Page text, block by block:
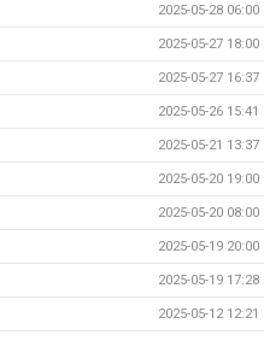
2025-05-28 06:00
2025-05-27 18:00
2025-05-27 16:37
2025-05-26 15:41
2025-05-21 13:37
2025-05-20 19:00
2025-05-20 08:00
2025-05-19 20:00
2025-05-19 17:28
2025-05-12 12:21